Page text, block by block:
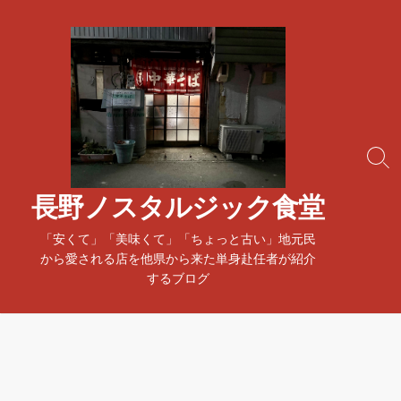
長野ノスタルジック食堂
「安くて」「美味くて」「ちょっと古い」地元民
から愛される店を他県から来た単身赴任者が紹介
するブログ
検